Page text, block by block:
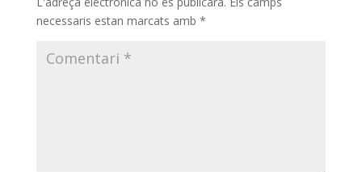
necessaris estan marcats amb *